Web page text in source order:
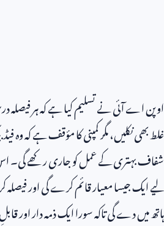
اوپن اے آئی نے تسلیم کیا ہے کہ ہر فیصلہ
غلط بھی نکلیں، مگر کمپنی کا مؤقف ہے کہ وہ
شفاف بہتری کے عمل کو جاری رکھے
لیے ایک جیسا معیار قائم کرے گی اور
ہاتھ میں دے گی تاکہ سورا ایک ذمہ دار اور